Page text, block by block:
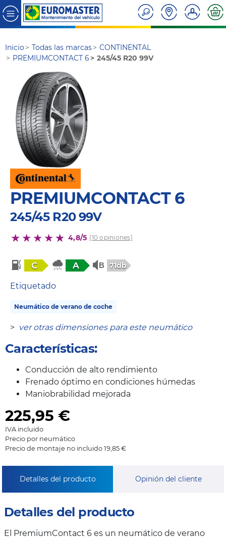
Inicio Todas las marcas
CONTINENTAL
PREMIUMCONTACT 6
245/45 R20 99V
PREMIUMCONTACT 6
245/45 R20 99V
4,8/5 (10 opiniones)
C A 71db
Etiquetado
Neumático de verano de coche
> ver otras dimensiones para este neumático
Características:
Conducción de alto rendimiento
Frenado óptimo en condiciones húmedas
Maniobrabilidad mejorada
225,95 €
IVA incluido
Precio por neumático
Precio de montaje no incluido 19,85 €
Detalles del producto Opinión del cliente
Detalles del producto
El PremiumContact 6 es un neumático de verano